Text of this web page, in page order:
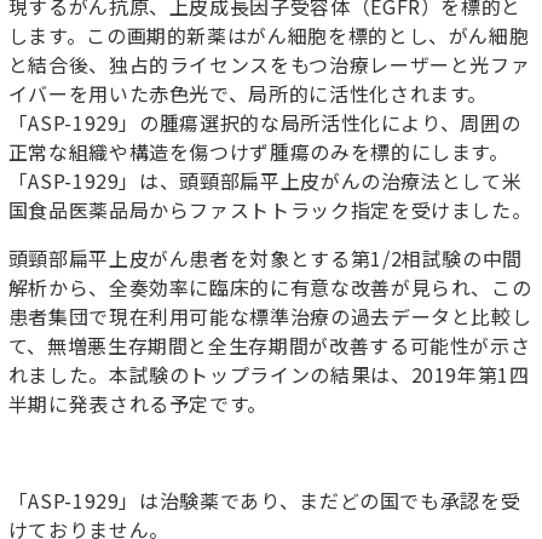
現するがん抗原、上皮成長因子受容体（EGFR）を標的と
します。この画期的新薬はがん細胞を標的とし、がん細胞
と結合後、独占的ライセンスをもつ治療レーザーと光ファ
イバーを用いた赤色光で、局所的に活性化されます。
「ASP-1929」の腫瘍選択的な局所活性化により、周囲の
正常な組織や構造を傷つけず腫瘍のみを標的にします。
「ASP-1929」は、頭頸部扁平上皮がんの治療法として米
国食品医薬品局からファストトラック指定を受けました。
頭頸部扁平上皮がん患者を対象とする第1/2相試験の中間
解析から、全奏効率に臨床的に有意な改善が見られ、この
患者集団で現在利用可能な標準治療の過去データと比較し
て、無増悪生存期間と全生存期間が改善する可能性が示さ
れました。本試験のトップラインの結果は、2019年第1四
半期に発表される予定です。
「ASP-1929」は治験薬であり、まだどの国でも承認を受
けておりません。